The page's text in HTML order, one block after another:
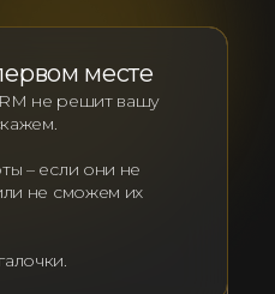
месте
не решит вашу
– если они не
не сможем их